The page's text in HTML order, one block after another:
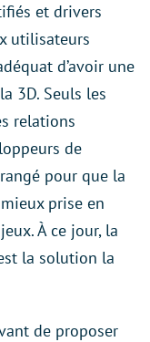
et drivers
utilisateurs
d’avoir une
3D. Seuls les
relations
de
pour que la
prise en
À ce jour, la
la solution la
de proposer